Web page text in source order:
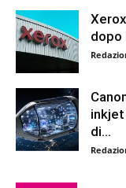
dopo
di...